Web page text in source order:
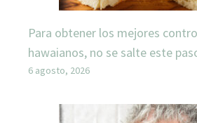
Para obtener los mejores
hawaianos, no se salte este
6 agosto, 2026